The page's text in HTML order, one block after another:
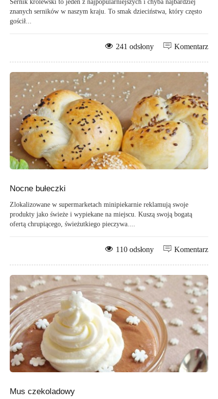
Sernik królewski to jeden z najpopularniejszych i chyba najbardziej
znanych serników w naszym kraju. To smak dzieciństwa, który często
gościł...
Komentarz
241 odsłony
Nocne bułeczki
Zlokalizowane w supermarketach minipiekarnie reklamują swoje
produkty jako świeże i wypiekane na miejscu. Kuszą swoją bogatą
ofertą chrupiącego, świeżutkiego pieczywa....
Komentarz
110 odsłony
Mus czekoladowy